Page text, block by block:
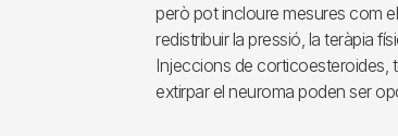
però pot incloure mesures com
redistribuir la pressió, la teràpia
Injeccions de corticoesteroides,
extirpar el neuroma poden ser